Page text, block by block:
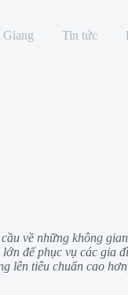
Tin tức
về những không
để phục vụ các gia
lên tiêu chuẩn cao